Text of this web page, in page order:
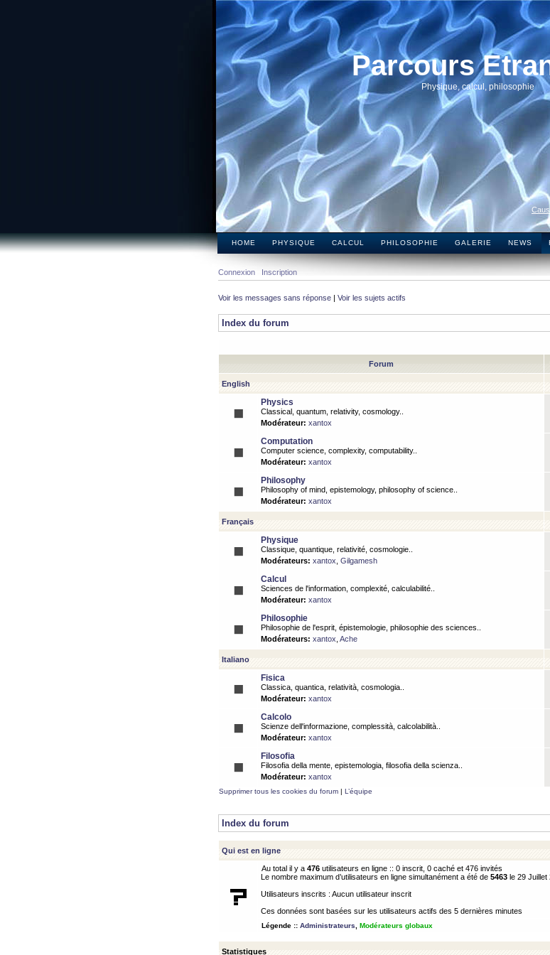
Parcours
Physique, calcul, philosophie
HOME PHYSIQUE CALCUL PHILOSOPHIE GALERIE NEWS
Connexion Inscription
Voir les messages sans réponse | Voir les sujets actifs
Index du forum
Forum
English
Physics
Classical, quantum, relativity, cosmology..
Modérateur: xantox
Computation
Computer science, complexity, computability..
Modérateur: xantox
Philosophy
Philosophy of mind, epistemology, philosophy of science..
Modérateur: xantox
Français
Physique
Classique, quantique, relativité, cosmologie..
Modérateurs: xantox Gilgamesh
Calcul
Sciences de l'information, complexité, calculabilité..
Modérateur: xantox
Philosophie
Philosophie de l'esprit, épistemologie, philosophie des sciences..
Modérateurs: xantox Ache
Italiano
Fisica
Classica, quantica, relatività, cosmologia..
Modérateur: xantox
Calcolo
Scienze dell'informazione, complessità, calcolabilità..
Modérateur: xantox
Filosofia
Filosofia della mente, epistemologia, filosofia della scienza..
Modérateur: xantox
Supprimer tous les cookies du forum | L’équipe
Index du forum
Qui est en ligne
Au total il y a 476 utilisateurs en ligne :: 0 inscrit, 0 caché et 476 invités
Le nombre maximum d’utilisateurs en ligne simultanément a été de 5463 le 29 Juillet
Utilisateurs inscrits : Aucun utilisateur inscrit
Ces données sont basées sur les utilisateurs actifs des 5 dernières minutes
Légende :: Administrateurs Modérateurs globaux
Statistiques